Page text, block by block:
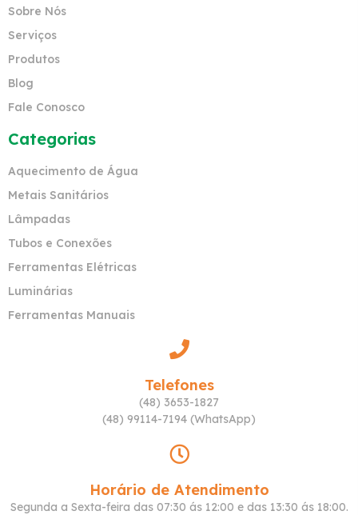
Sobre Nós
Serviços
Produtos
Blog
Fale Conosco
Categorias
Aquecimento de Água
Metais Sanitários
Lâmpadas
Tubos e Conexões
Ferramentas Elétricas
Luminárias
Ferramentas Manuais
Telefones
(48) 3653-1827
(48) 99114-7194 (WhatsApp)
Horário de Atendimento
Segunda a Sexta-feira das 07:30 ás 12:00 e das 13:30 ás 18:00.